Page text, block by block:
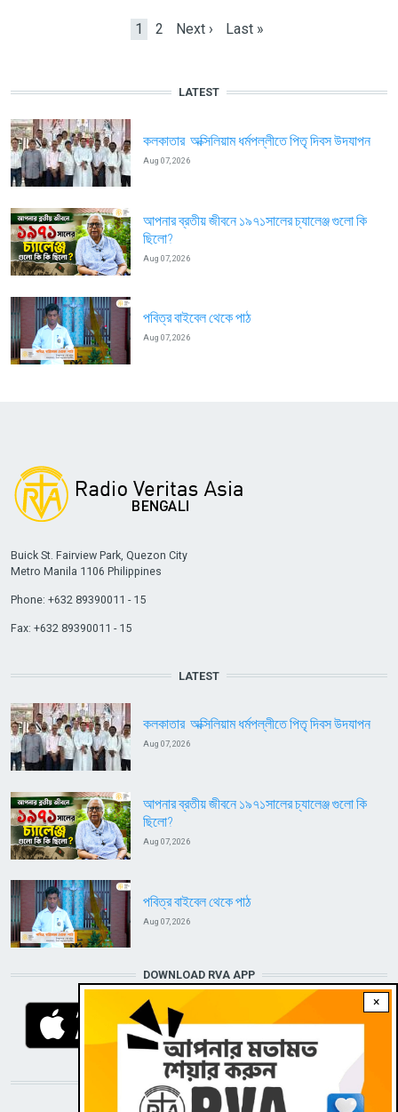
Current page
1 Page
2 Next page
Next › Last page
Last »
LATEST
কলকাতার অক্সিলিয়াম ধর্মপল্লীতে পিতৃ দিবস উদযাপন
Aug 07, 2026
আপনার ব্রতীয় জীবনে ১৯৭১সালের চ্যালেঞ্জ গুলো কি
ছিলো?
Aug 07, 2026
পবিত্র বাইবেল থেকে পাঠ
Aug 07, 2026
×
Buick St. Fairview Park, Quezon City
Metro Manila 1106 Philippines
Phone: +632 89390011 - 15
Fax: +632 89390011 - 15
LATEST
কলকাতার অক্সিলিয়াম ধর্মপল্লীতে পিতৃ দিবস উদযাপন
Aug 07, 2026
আপনার ব্রতীয় জীবনে ১৯৭১সালের চ্যালেঞ্জ গুলো কি
ছিলো?
Aug 07, 2026
পবিত্র বাইবেল থেকে পাঠ
Aug 07, 2026
DOWNLOAD RVA APP
STAY CONNECTED WITH US!